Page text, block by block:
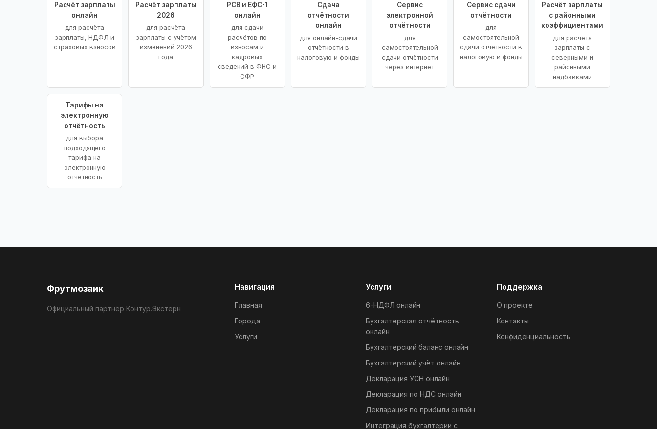
Расчёт зарплаты
онлайн
для расчёта
зарплаты, НДФЛ и
страховых взносов
Расчёт зарплаты
2026
для расчёта
зарплаты с учётом
изменений 2026
года
РСВ и ЕФС-1
онлайн
для сдачи
расчётов по
взносам и
кадровых
сведений в ФНС и
СФР
Сдача
отчётности
онлайн
для онлайн-сдачи
отчётности в
налоговую и фонды
Сервис
электронной
отчётности
для
самостоятельной
сдачи отчётности
через интернет
Сервис сдачи
отчётности
для
самостоятельной
сдачи отчётности в
налоговую и фонды
Расчёт зарплаты
с районными
коэффициентами
для расчёта
зарплаты с
северными и
районными
надбавками
Тарифы на
электронную
отчётность
для выбора
подходящего
тарифа на
электронную
отчётность
Фрутмозаик
Официальный партнёр Контур.Экстерн
Навигация
Главная
Города
Услуги
Услуги
6-НДФЛ онлайн
Бухгалтерская отчётность
онлайн
Бухгалтерский баланс онлайн
Бухгалтерский учёт онлайн
Декларация УСН онлайн
Декларация по НДС онлайн
Декларация по прибыли онлайн
Интеграция бухгалтерии с
Поддержка
О проекте
Контакты
Конфиденциальность